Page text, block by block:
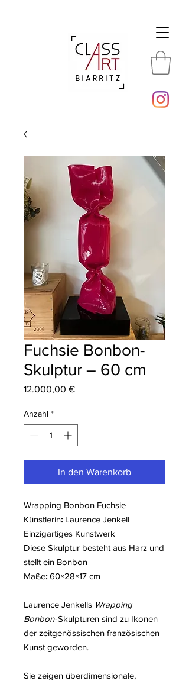
Fuchsie Bonbon-
Skulptur – 60 cm
12.000,00 €Preis
Anzahl *
In den Warenkorb
Wrapping Bonbon Fuchsie
Künstlerin: Laurence Jenkell
Einzigartiges Kunstwerk
Diese Skulptur besteht aus Harz und
stellt ein Bonbon
Maße: 60×28×17 cm
Laurence Jenkells Wrapping
Bonbon-Skulpturen sind zu Ikonen
der zeitgenössischen französischen
Kunst geworden.
Sie zeigen überdimensionale,